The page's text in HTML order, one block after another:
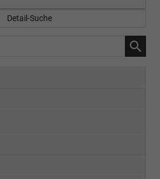
Detail-Suche